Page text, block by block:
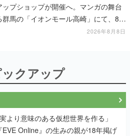
ップショップが開催へ。マンガの舞台
群馬の「イオンモール高崎」にて、8月
ら8月20日までの期間限定で開催予定
2026年8月8日
クアップ
実より意味のある仮想世界を作る」
Online』の生みの親が18年掲げ